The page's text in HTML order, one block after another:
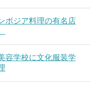
ボジア料理の有名店
学校に文化服装学